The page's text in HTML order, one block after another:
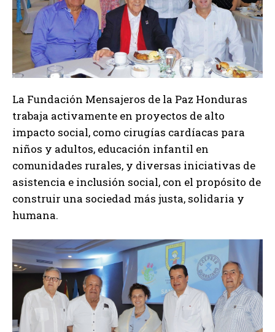
La Fundación Mensajeros de la Paz Honduras
trabaja activamente en proyectos de alto
impacto social, como cirugías cardíacas para
niños y adultos, educación infantil en
comunidades rurales, y diversas iniciativas de
asistencia e inclusión social, con el propósito de
construir una sociedad más justa, solidaria y
humana.